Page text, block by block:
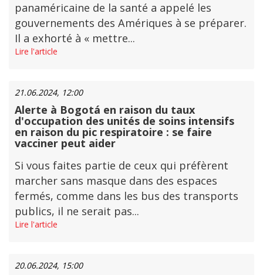
panaméricaine de la santé a appelé les
gouvernements des Amériques à se préparer.
Il a exhorté à « mettre...
Lire l'article
21.06.2024, 12:00
Alerte à Bogotá en raison du taux
d'occupation des unités de soins intensifs
en raison du pic respiratoire : se faire
vacciner peut aider
Si vous faites partie de ceux qui préfèrent
marcher sans masque dans des espaces
fermés, comme dans les bus des transports
publics, il ne serait pas...
Lire l'article
20.06.2024, 15:00